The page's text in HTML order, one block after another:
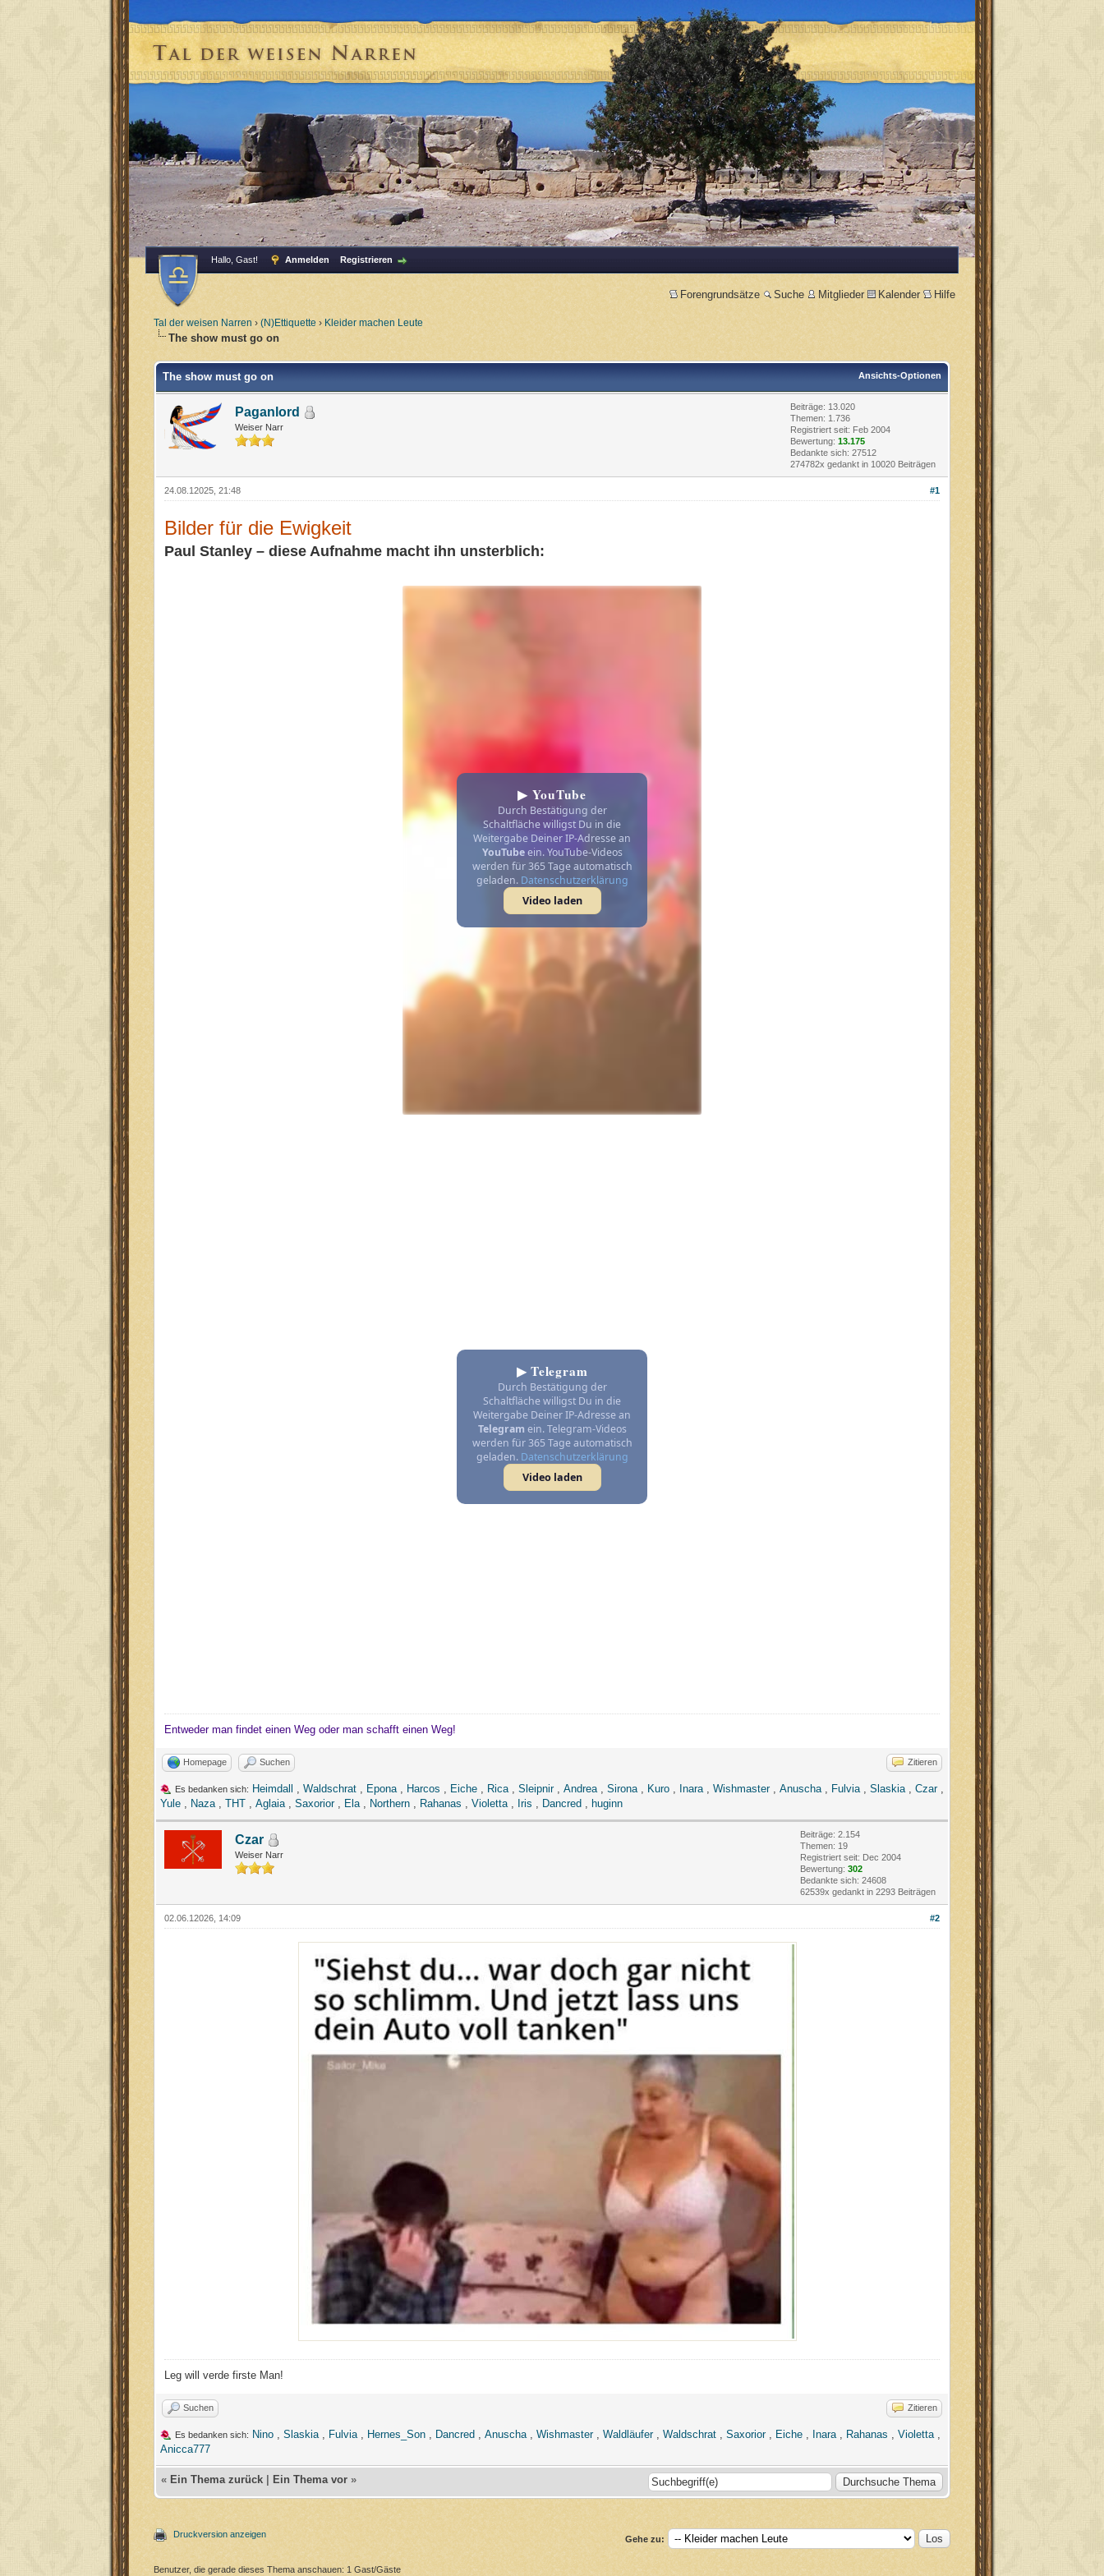
Hallo, Gast! Anmelden Registrieren
Forengrundsätze Suche Mitglieder Kalender Hilfe
Tal der weisen Narren › (N)Ettiquette › Kleider machen Leute
The show must go on
Ansichts-Optionen
The show must go on
Paganlord
Weiser Narr
Beiträge: 13.020
Themen: 1.736
Registriert seit: Feb 2004
Bewertung: 13.175
Bedankte sich: 27512
274782x gedankt in 10020 Beiträgen
#1
24.08.12025, 21:48
Bilder für die Ewigkeit
Paul Stanley – diese Aufnahme macht ihn unsterblich:
▶ YouTube
Durch Bestätigung der
Schaltfläche willigst Du in die
Weitergabe Deiner IP-Adresse an
YouTubeein. YouTube-Videos
werden für 365 Tage automatisch
geladen. Datenschutzerklärung
Video laden
▶ Telegram
Durch Bestätigung der
Schaltfläche willigst Du in die
Weitergabe Deiner IP-Adresse an
Telegram ein. Telegram-Videos
werden für 365 Tage automatisch
geladen. Datenschutzerklärung
Video laden
Entweder man findet einen Weg oder man schafft einen Weg!
Homepage Suchen Zitieren
Es bedanken sich: Heimdall , Waldschrat , Epona, Harcos , Eiche , Rica, Sleipnir, Andrea, Sirona, Kuro , Inara, Wishmaster, Anuscha, Fulvia, Slaskia, Czar,
Yule , Naza, THT , Aglaia, Saxorior, Ela, Northern , Rahanas , Violetta, Iris , Dancred , huginn
Czar
Weiser Narr
Beiträge: 2.154
Themen: 19
Registriert seit: Dec 2004
Bewertung: 302
Bedankte sich: 24608
62539x gedankt in 2293 Beiträgen
#2
02.06.12026, 14:09
Leg will verde firste Man!
Suchen Zitieren
Es bedanken sich: Nino , Slaskia, Fulvia, Hernes_Son , Dancred , Anuscha, Wishmaster, Waldläufer, Waldschrat , Saxorior, Eiche , Inara, Rahanas , Violetta,
Anicca777
« Ein Thema zurück Ein Thema vor »
Druckversion anzeigen Gehe zu:
Benutzer, die gerade dieses Thema anschauen: 1 Gast/Gäste